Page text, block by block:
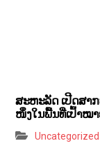
ສະຫະລັດ ເປີດສາ
ໜຶ່ງໃນພື້ນທີ່ເປົ້າໝ
Uncategorized